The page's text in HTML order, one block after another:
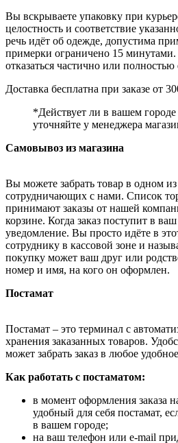
Вы вскрываете упаковку при
целостность и соответствие
речь идёт об одежде, допустима
примерки ограничено 15
отказаться частично или
Доставка бесплатна при заказе от
*Действует ли в вашем городе
уточняйте у менеджера
Самовывоз из магазина
Вы можете забрать товар в одном
сотрудничающих с нами. Список
принимают заказы от нашей
корзине. Когда заказ поступит в
уведомление. Вы просто идёте в
сотруднику в кассовой зоне и
покупку может ваш друг или
номер и имя, на кого он оформлен.
Постамат
Постамат – это терминал с
хранения заказанных товаров.
может забрать заказ в любое
Как работать с постаматом:
в момент оформления заказа
удобный для себя постамат,
в вашем городе;
на ваш телефон или e-mail